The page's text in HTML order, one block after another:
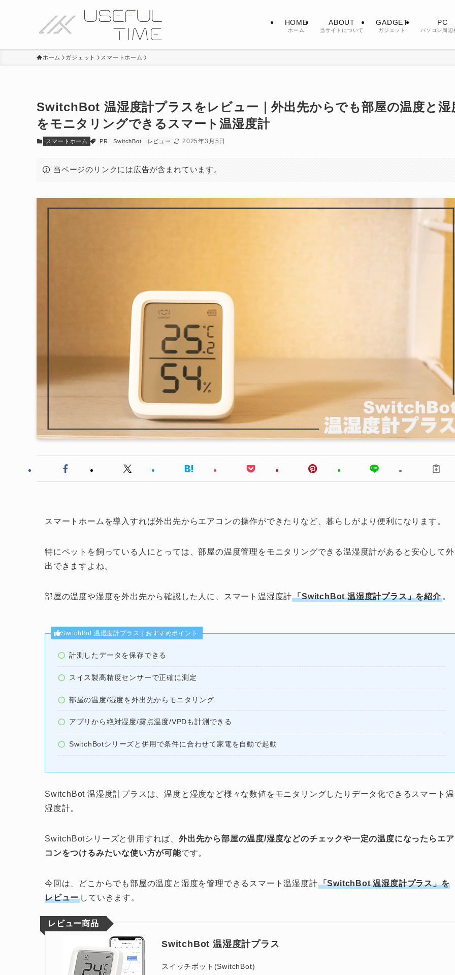
HOME
ホーム
ABOUT
当サイトについて
GADGET
ガジェット
PC
パソコン周辺
ホーム ガジェット スマートホーム
SwitchBot 温湿度計プラスをレビュー｜外出先からでも部屋の温度と湿
をモニタリングできるスマート温湿度計
スマートホーム PR SwitchBot レビュー 2025年3月5日
当ページのリンクには広告が含まれています。
スマートホームを導入すれば外出先からエアコンの操作ができたりなど、暮らしがより便利になります。
特にペットを飼っている人にとっては、部屋の温度管理をモニタリングできる温湿度計があると安心して外
出できますよね。
部屋の温度や湿度を外出先から確認した人に、スマート温湿度計「SwitchBot 温湿度計プラス」を紹介。
SwitchBot 温湿度計プラス｜おすすめポイント
計測したデータを保存できる
スイス製高精度センサーで正確に測定
部屋の温度/湿度を外出先からモニタリング
アプリから絶対湿度/露点温度/VPDも計測できる
SwitchBotシリーズと併用で条件に合わせて家電を自動で起動
SwitchBot 温湿度計プラスは、温度と湿度など様々な数値をモニタリングしたりデータ化できるスマート温
湿度計。
SwitchBotシリーズと併用すれば、 外出先から部屋の温度/湿度などのチェックや一定の温度になったらエア
コンをつけるみたいな使い方が可能です。
今回は、どこからでも部屋の温度と湿度を管理できるスマート温湿度計「SwitchBot 温湿度計プラス」を
レビュー していきます。
SwitchBot 温湿度計プラス
スイッチボット(SwitchBot)
レビュー商品